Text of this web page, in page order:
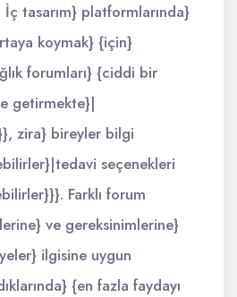
tasarım} platformlarında}
koymak} {için}
forumları} {ciddi bir
getirmekte}|
zira} bireyler bilgi
seçenekleri
Farklı forum
ve gereksinimlerine}
ilgisine uygun
{en fazla faydayı